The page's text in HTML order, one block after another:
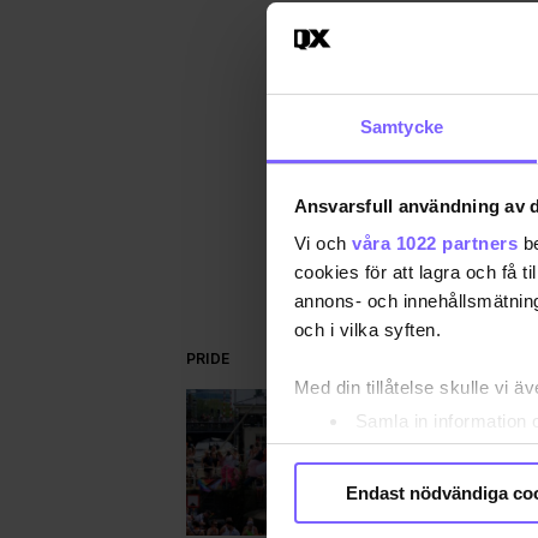
Samtycke
Ansvarsfull användning av
Vi och våra 1022 partners
cookies för att lagra och få
annons- och
och i vilka syften.
Med din tillåtelse skulle vi
Samla in information
Identifiera din enhet
Ta reda på mer om hur
Endast nödvändiga
PRIDE